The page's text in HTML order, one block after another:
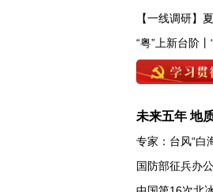
【一线调研】
“粤”上新台阶
未来五年 地
专家：台风“白
国防部征兵办